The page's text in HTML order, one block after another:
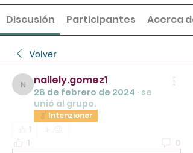
Discusión Participantes Acerca de
Volver
nallely.gomez1
nallely.gomez1
28 de febrero de 2024 · se
unió al grupo.
Intenzioner
1
1
0